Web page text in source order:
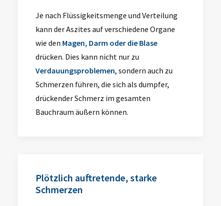
Je nach Flüssigkeitsmenge und Verteilung
kann der Aszites auf verschiedene Organe
wie den Magen, Darm oder die Blase
drücken. Dies kann nicht nur zu
Verdauungsproblemen, sondern auch zu
Schmerzen führen, die sich als dumpfer,
drückender Schmerz im gesamten
Bauchraum äußern können.
Plötzlich auftretende, starke
Schmerzen